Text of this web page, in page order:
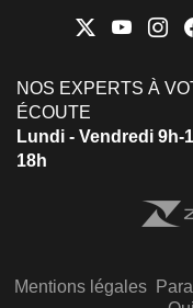
NOS EXPERTS À
ÉCOUTE
Lundi - Vendredi 9h-
18h
Mentions légales